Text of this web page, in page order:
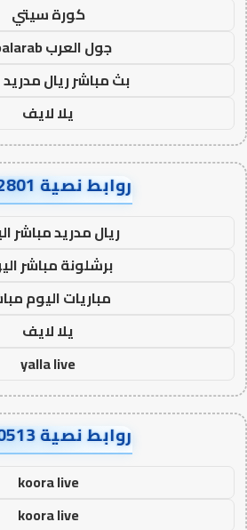
كورة سيتي
جول العرب goalarab
بث مباشر ريال مدريد
يلا لايف
روابط نصية AA32801
ريال مدريد مباشر
برشلونة مباشر
مباريات اليوم
يلا لايف
yalla live
روابط نصية AA80513
koora live
koora live